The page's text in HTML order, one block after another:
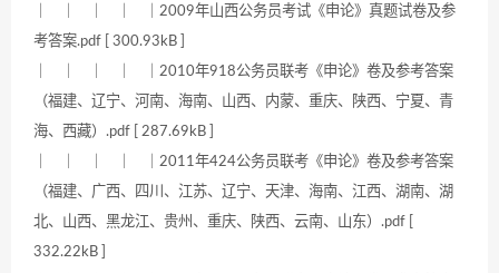
｜ ｜ ｜ ｜ ｜2009年山西公务员考试《申论》真题试卷及参
考答案.pdf [ 300.93kB ]
｜ ｜ ｜ ｜ ｜2010年918公务员联考《申论》卷及参考答案
（福建、辽宁、河南、海南、山西、内蒙、重庆、陕西、宁夏、青
海、西藏）.pdf [ 287.69kB ]
｜ ｜ ｜ ｜ ｜2011年424公务员联考《申论》卷及参考答案
（福建、广西、四川、江苏、辽宁、天津、海南、江西、湖南、湖
北、山西、黑龙江、贵州、重庆、陕西、云南、山东）.pdf [
332.22kB ]